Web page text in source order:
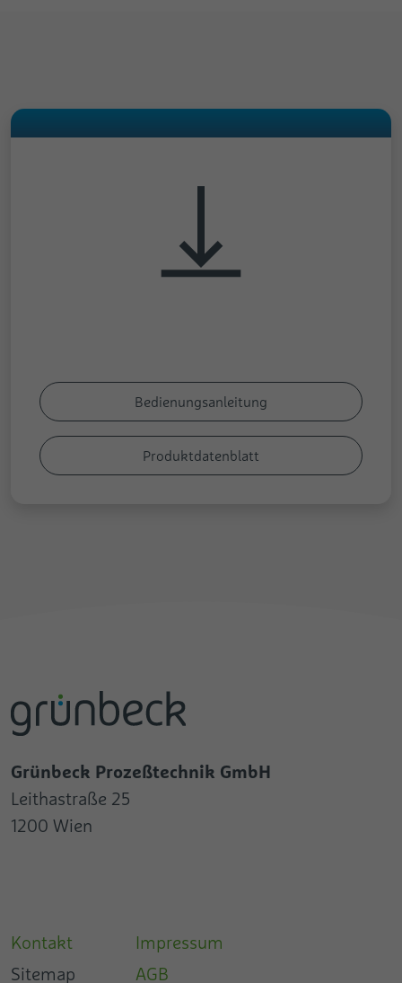
Bedienungsanleitung
Produktdatenblatt
Grünbeck Prozeßtechnik GmbH
Leithastraße 25
1200 Wien
Kontakt
Sitemap
Impressum
AGB